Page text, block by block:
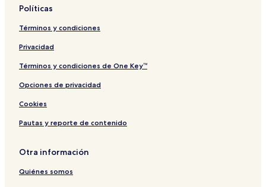
Políticas
Términos y condiciones
Privacidad
Términos y condiciones de One Key™
Opciones de privacidad
Cookies
Pautas y reporte de contenido
Otra información
Quiénes somos